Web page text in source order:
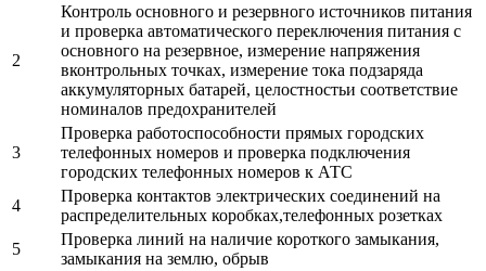
2
Контроль основного и резервного источников питания
и проверка автоматического переключения питания с
основного на резервное, измерение напряжения
вконтрольных точках, измерение тока подзаряда
аккумуляторных батарей, целостностьи соответствие
номиналов предохранителей
3
Проверка работоспособности прямых городских
телефонных номеров и проверка подключения
городских телефонных номеров к АТС
4
Проверка контактов электрических соединений на
распределительных коробках,телефонных розетках
5
Проверка линий на наличие короткого замыкания,
замыкания на землю, обрыв